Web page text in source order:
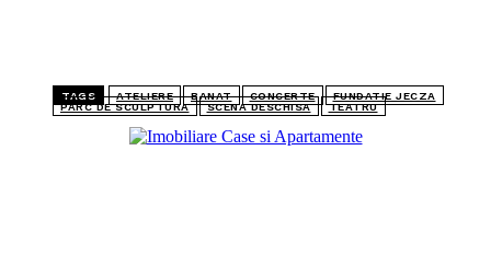
TAGS ATELIERE BANAT CONCERTE
FUNDATIE JECZA
PARC DE SCULPTURA
SCENA DESCHISA TEATRU